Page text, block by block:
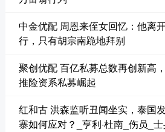
中金优配 周恩来侄女回忆：他离
行，只有胡宗南跪地拜别
聚创优配 百亿私募总数再创新高
推险资系私募崛起
红和古 洪森监听丑闻坐实，泰国
寨如何应对？_亨利·杜南_伤员_